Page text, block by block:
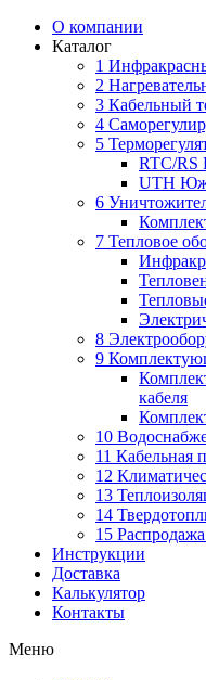
О компании
Каталог
1
2
3 Кабельный
4
5
RTC/RS
UTH
6
7 Тепловое
8
9
кабеля
10
11 Кабельная
12
13
14
15
Инструкции
Доставка
Калькулятор
Контакты
Меню